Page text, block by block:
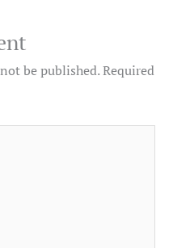
be published.Required